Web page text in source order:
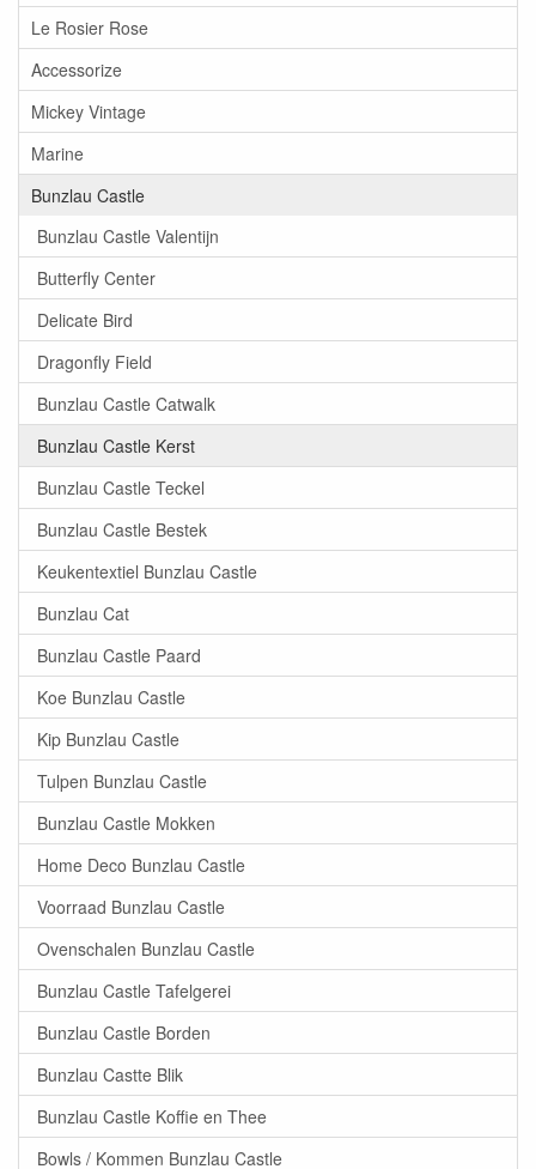
Le Rosier Rose
Accessorize
Mickey Vintage
Marine
Bunzlau Castle
Bunzlau Castle Valentijn
Butterfly Center
Delicate Bird
Dragonfly Field
Bunzlau Castle Catwalk
Bunzlau Castle Kerst
Bunzlau Castle Teckel
Bunzlau Castle Bestek
Keukentextiel Bunzlau Castle
Bunzlau Cat
Bunzlau Castle Paard
Koe Bunzlau Castle
Kip Bunzlau Castle
Tulpen Bunzlau Castle
Bunzlau Castle Mokken
Home Deco Bunzlau Castle
Voorraad Bunzlau Castle
Ovenschalen Bunzlau Castle
Bunzlau Castle Tafelgerei
Bunzlau Castle Borden
Bunzlau Castte Blik
Bunzlau Castle Koffie en Thee
Bowls / Kommen Bunzlau Castle